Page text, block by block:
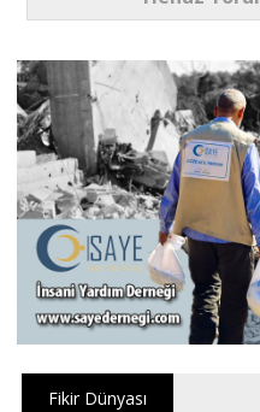
Fikir Dünyası